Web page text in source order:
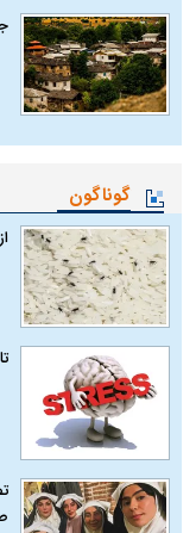
گوناگون